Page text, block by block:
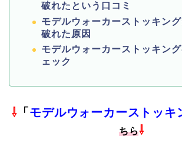
破れたという口コミ
モデルウォーカーストッキン
破れた原因
モデルウォーカーストッキン
ェック
⇩ 「 モデルウォーカーストッキ
ちら⇩